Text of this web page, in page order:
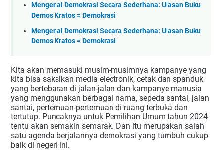
Mengenal Demokrasi Secara Sederhana: Ulasan Buku
Demos Kratos = Demokrasi
Mengenal Demokrasi Secara Sederhana: Ulasan Buku
Demos Kratos = Demokrasi
Kita akan memasuki musim-musimnya kampanye yang
kita bisa saksikan media electronik, cetak dan spanduk
yang bertebaran di jalan-jalan dan kampanye manusia
yang menggunakan berbagai nama, sepeda santai, jalan
santai, pertemuan-pertemuan di ruang terbuka dan
tertutup. Puncaknya untuk Pemilihan Umum tahun 2024
tentu akan semakin semarak. Dan itu merupakan salah
satu agenda berjalannya demokrasi yang tumbuh cukup
baik di negeri ini.